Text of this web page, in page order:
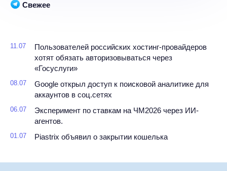
Свежее
11.07
Пользователей российских хостинг-провайдеров
хотят обязать авторизовываться через
«Госуслуги»
08.07
Google открыл доступ к поисковой аналитике для
аккаунтов в соц.сетях
06.07
Эксперимент по ставкам на ЧМ2026 через ИИ-
агентов.
01.07 Piastrix объявил о закрытии кошелька